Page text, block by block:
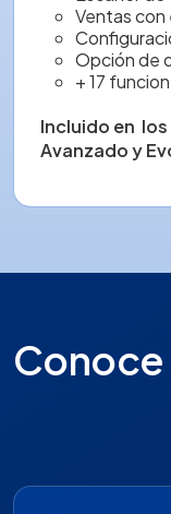
Ventas con
Opción de
+ 17
Incluido en
Avanzado y
Conoce